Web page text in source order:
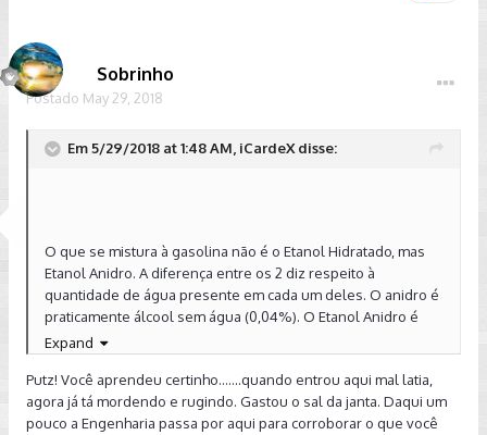
Sobrinho
Postado May 29, 2018
Em 5/29/2018 at 1:48 AM, iCardeX disse:
O que se mistura à gasolina não é o Etanol Hidratado, mas
Etanol Anidro. A diferença entre os 2 diz respeito à
quantidade de água presente em cada um deles. O anidro é
praticamente álcool sem água (0,04%). O Etanol Anidro é
utilizado como antidetonante da gasolina em praticamente
todos os países do mundo. Misturar Etanol Hidratado à
gasolina, e alimentar o motor monocombustivel com essa
mistura, é certeza de problemas sérios. Não me entra na
cabeça como a lambda resolveria o ponto estequiométrico,
Expand
Putz! Você aprendeu certinho.......quando entrou aqui mal latia,
agora já tá mordendo e rugindo. Gastou o sal da janta. Daqui um
pouco a Engenharia passa por aqui para corroborar o que você